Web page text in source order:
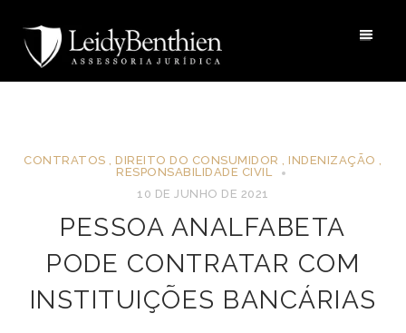
CONTRATOS ,DIREITO DO CONSUMIDOR ,INDENIZAÇÃO ,
RESPONSABILIDADE CIVIL
10 DE JUNHO DE 2021
PESSOA ANALFABETA
PODE CONTRATAR COM
INSTITUIÇÕES BANCÁRIAS